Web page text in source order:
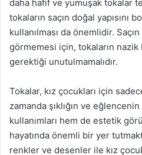
daha hafif ve yumuşak tokalar
tokaların saçın doğal yapısını
kullanılması da önemlidir.
görmemesi için, tokaların nazik
gerektiği unutulmamalıdır.
Tokalar, kız çocukları için
zamanda şıklığın ve
kullanımları hem de estetik
hayatında önemli bir yer
renkler ve desenler ile kız